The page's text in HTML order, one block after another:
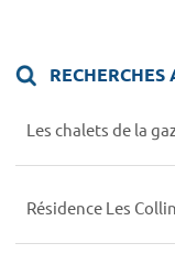
RECHERCHES
Les chalets de la
Résidence Les